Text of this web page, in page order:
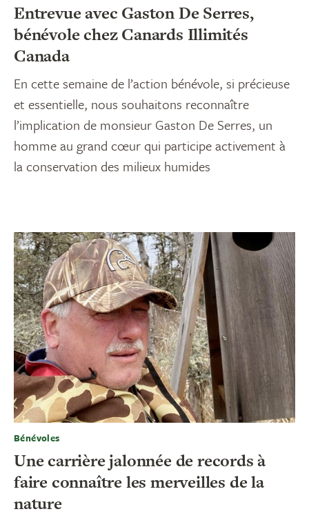
Entrevue avec Gaston De Serres,
bénévole chez Canards Illimités
Canada
En cette semaine de l’action bénévole, si précieuse
et essentielle, nous souhaitons reconnaître
l’implication de monsieur Gaston De Serres, un
homme au grand cœur qui participe activement à
la conservation des milieux humides
Bénévoles
Une carrière jalonnée de records à
faire connaître les merveilles de la
nature